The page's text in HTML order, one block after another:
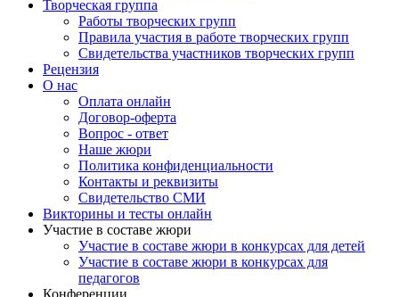
Творческая группа
Работы творческих групп
Правила участия в работе творческих групп
Свидетельства участников творческих групп
Рецензия
О нас
Оплата онлайн
Договор-оферта
Вопрос - ответ
Наше жюри
Политика конфиденциальности
Контакты и реквизиты
Свидетельство СМИ
Викторины и тесты онлайн
Участие в составе жюри
Участие в составе жюри в конкурсах для детей
Участие в составе жюри в конкурсах для
педагогов